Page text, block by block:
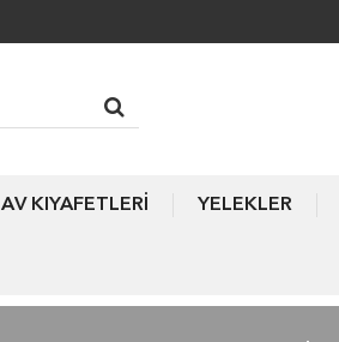
AV KIYAFETLERİ YELEKLER